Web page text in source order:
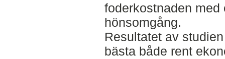
foderkostnaden med
hönsomgång.
Resultatet av
bästa både rent